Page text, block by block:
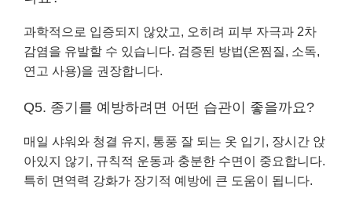
과학적으로 입증되지 않았고, 오히려 피부 자극과 2차
감염을 유발할 수 있습니다. 검증된 방법(온찜질, 소독,
연고 사용)을 권장합니다.
Q5. 종기를 예방하려면 어떤 습관이 좋을까요?
매일 샤워와 청결 유지, 통풍 잘 되는 옷 입기, 장시간 앉
아있지 않기, 규칙적 운동과 충분한 수면이 중요합니다.
특히 면역력 강화가 장기적 예방에 큰 도움이 됩니다.